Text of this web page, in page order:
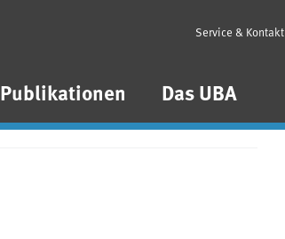
Publikationen Das UBA
Service & Kontakt